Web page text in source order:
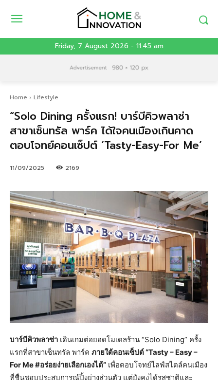
Friday, 7 August 2026 - 11:45 am
Home Lifestyle
“Solo Dining ครั้งแรก! บาร์บีคิวพลาซ่า
สาขาเซ็นทรัล พาร์ค ได้ใจคนเมืองเกินคาด
ตอบโจทย์คอนเซ็ปต์ ‘Tasty-Easy-For Me’
11/09/2025 2169
บาร์บีคิวพลาซ่า เดินเกมต่อยอดโมเดลร้าน “Solo Dining” ครั้ง
แรกที่สาขาเซ็นทรัล พาร์ค ภายใต้คอนเซ็ปต์ “Tasty – Easy –
For Me #อร่อยง่ายเลือกเองได้” เพื่อตอบโจทย์ไลฟ์สไตล์คนเมือง
ที่ชื่นชอบประสบการณ์ปิ้งย่างส่วนตัว แต่ยังคงได้รสชาติและ